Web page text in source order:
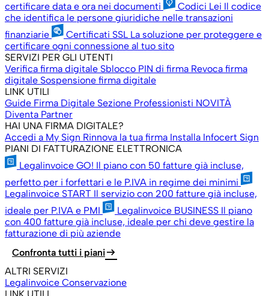
certificare data e ora nei documenti
Codici Lei Il codice
che identifica le persone giuridiche nelle transazioni
finanziarie
Certificati SSL La soluzione per proteggere e
certificare ogni connessione al tuo sito
SERVIZI PER GLI UTENTI
Verifica firma digitale Sblocco PIN di firma Revoca firma
digitale Sospensione firma digitale
LINK UTILI
Guide Firma Digitale Sezione Professionisti NOVITÀ
Diventa Partner
HAI UNA FIRMA DIGITALE?
Accedi a My Sign Rinnova la tua firma Installa Infocert Sign
PIANI DI FATTURAZIONE ELETTRONICA
Legalinvoice GO! Il piano con 50 fatture già incluse,
perfetto per i forfettari e le P.IVA in regime dei minimi
Legalinvoice START Il servizio con 200 fatture già incluse,
ideale per P.IVA e PMI
Legalinvoice BUSINESS Il piano
con 400 fatture già incluse, ideale per chi deve gestire la
fatturazione di più aziende
Confronta tutti i pianiarrow_right_alt
ALTRI SERVIZI
Legalinvoice Conservazione